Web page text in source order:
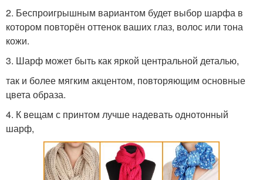
2. Беспроигрышным вариантом будет выбор шарфа в
котором повторён оттенок ваших глаз, волос или тона
кожи.
3. Шарф может быть как яркой центральной деталью,
так и более мягким акцентом, повторяющим основные
цвета образа.
4. К вещам с принтом лучше надевать однотонный
шарф,